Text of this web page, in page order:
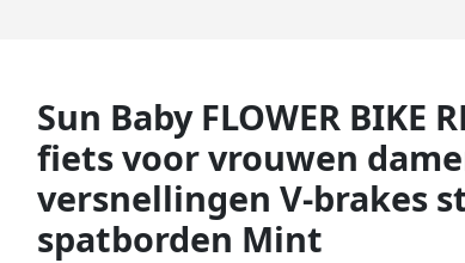
Sun Baby FLOWER BIKE
fiets voor vrouwen
versnellingen V-brakes
spatborden Mint